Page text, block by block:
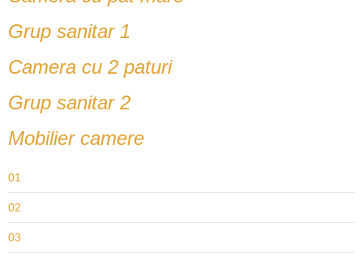
Grup sanitar 1
Camera cu 2 paturi
Grup sanitar 2
Mobilier camere
01
02
03